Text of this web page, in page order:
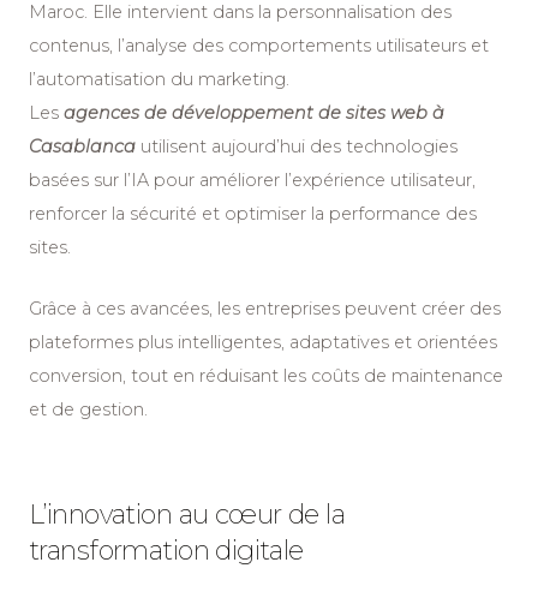
Maroc. Elle intervient dans la personnalisation des
contenus, l’analyse des comportements utilisateurs et
l’automatisation du marketing.
Les agences de développement de sites web à
Casablanca utilisent aujourd’hui des technologies
basées sur l’IA pour améliorer l’expérience utilisateur,
renforcer la sécurité et optimiser la performance des
sites.
Grâce à ces avancées, les entreprises peuvent créer des
plateformes plus intelligentes, adaptatives et orientées
conversion, tout en réduisant les coûts de maintenance
et de gestion.
L’innovation au cœur de la
transformation digitale